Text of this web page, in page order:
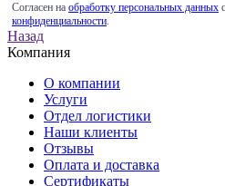
Согласен на обработку персональных данных
конфиденциальности.
Назад
Компания
О компании
Услуги
Отдел логистики
Наши клиенты
Отзывы
Оплата и доставка
Сертификаты